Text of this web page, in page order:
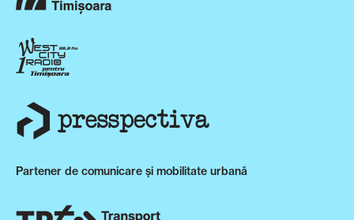
Partener de comunicare și mobilitate urbană